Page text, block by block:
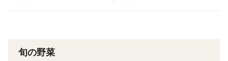
🍅渥美半島ブランドのヒミツ①🍅～日本トップクラスの
旬の野菜